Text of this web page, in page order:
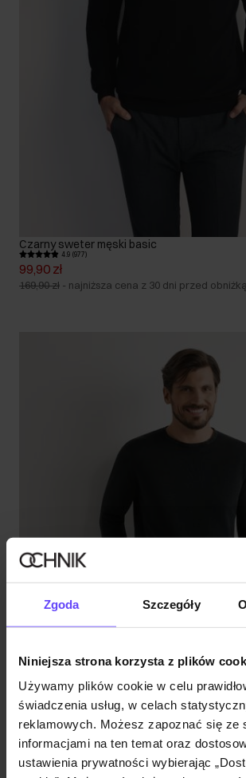
Zgoda Szczegóły
Niniejsza strona korzysta z plików
Używamy plików cookie w celu
świadczenia usług, w celach
reklamowych. Możesz zapoznać się ze
informacjami na ten temat oraz
ustawienia prywatności wybierając
Czarny sweter męski basic
4.9 (977)
99,90 zł
169,90 zł - najniższa cena z 30 dni przed obniżką